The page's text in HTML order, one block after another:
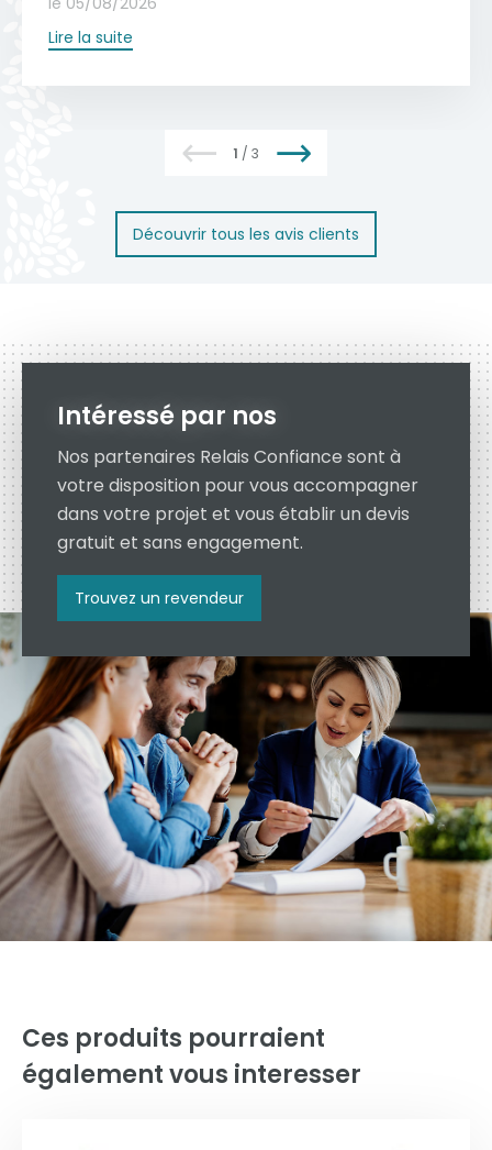
Devis gratuit
des mécanismes et des fixations garantit
une longévité optimale.
Lire la suite
1 / 3
Découvrir tous les avis clients
Intéressé par nos
Nos partenaires Relais Confiance sont à
votre disposition pour vous accompagner
dans votre projet et vous établir un devis
gratuit et sans engagement.
Trouvez un revendeur
Ces produits pourraient
également vous interesser